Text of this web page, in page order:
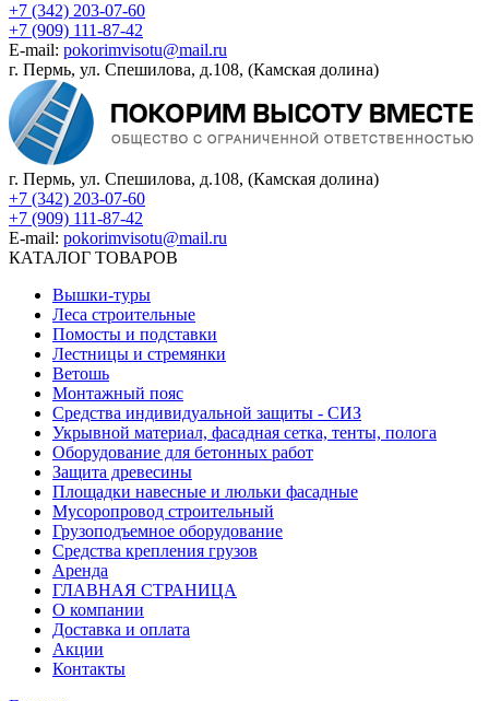
+7 (342) 203-07-60
+7 (909) 111-87-42
E-mail: pokorimvisotu@mail.ru
г. Пермь, ул. Спешилова, д.108, (Камская долина)
г. Пермь, ул. Спешилова, д.108, (Камская долина)
+7 (342) 203-07-60
+7 (909) 111-87-42
E-mail: pokorimvisotu@mail.ru
КАТАЛОГ ТОВАРОВ
Вышки-туры
Леса строительные
Помосты и подставки
Лестницы и стремянки
Ветошь
Монтажный пояс
Средства индивидуальной защиты - СИЗ
Укрывной материал, фасадная сетка, тенты, полога
Оборудование для бетонных работ
Защита древесины
Площадки навесные и люльки фасадные
Мусоропровод строительный
Грузоподъемное оборудование
Средства крепления грузов
Аренда
ГЛАВНАЯ СТРАНИЦА
О компании
Доставка и оплата
Акции
Контакты